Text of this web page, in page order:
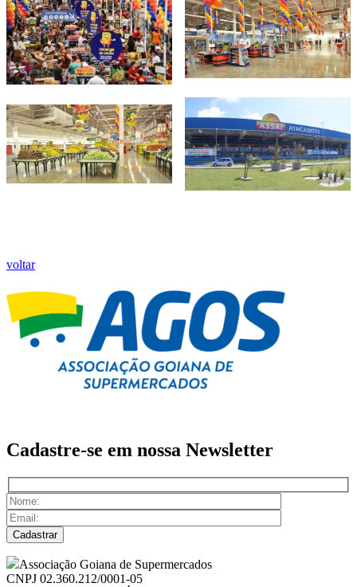
voltar
Cadastre-se em nossa Newsletter
Associação Goiana de Supermercados
CNPJ 02.360.212/0001-05